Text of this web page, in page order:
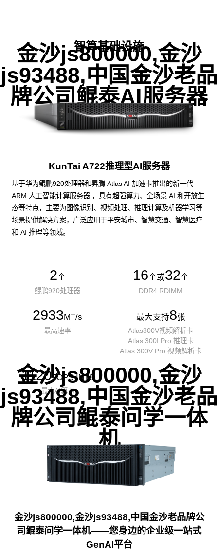
智算基础设施
金沙js800000,金沙
js93488,中国金沙老品
牌公司鲲泰AI服务器
KunTai A722推理型AI服务器
基于华为鲲鹏920处理器和昇腾 Atlas AI 加速卡推出的新一代
ARM 人工智能计算服务器 ，具有超强算力、全场景 AI 和开放生
态等特点，主要为图像识别、视频处理、推理计算及机器学习等
场景提供解决方案，广泛应用于平安城市、智慧交通、智慧医疗
和 AI 推理等领域。
2个
鲲鹏920处理器
16个或32个
DDR4 RDIMM
2933MT/s
最高速率
最大支持8张
Atlas300V视频解析卡
Atlas 300I Pro 推理卡
Atlas 300V Pro 视频解析卡
1120TOPS INT8
最大AI算力
金沙js800000,金沙
js93488,中国金沙老品
牌公司鲲泰问学一体
机
金沙js800000,金沙js93488,中国金沙老品牌公
司鲲泰问学一体机——您身边的企业级一站式
GenAI平台